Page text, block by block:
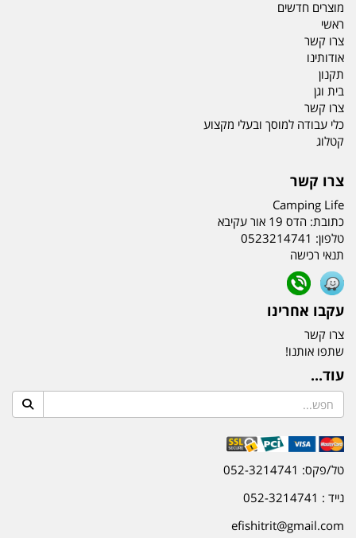
מוצרים חדשים
ראשי
צרו קשר
אודותינו
תקנון
בית וגן
צרו קשר
כלי עבודה למוסך ובעלי מקצוע
קטלוג
צרו קשר
Camping Life
כתובת: הדס 19 אור עקיבא
טלפון: 0523214741
תנאי רכישה
עקבו אחרינו
צרו קשר
שתפו אותנו!
עוד...
טל/פקס: 052-3214741
נייד : 052-3214741
efishitrit@gmail.com